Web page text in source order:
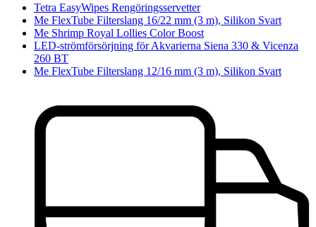
Tetra EasyWipes Rengöringsservetter
Me FlexTube Filterslang 16/22 mm (3 m), Silikon Svart
Me Shrimp Royal Lollies Color Boost
LED-strömförsörjning för Akvarierna Siena 330 & Vicenza
260 BT
Me FlexTube Filterslang 12/16 mm (3 m), Silikon Svart